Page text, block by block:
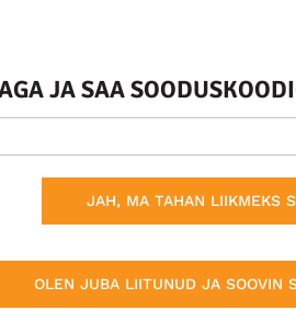
JA SAA
JAH, MA TAHAN LIIKMEKS
OLEN JUBA LIITUNUD JA SOOVIN